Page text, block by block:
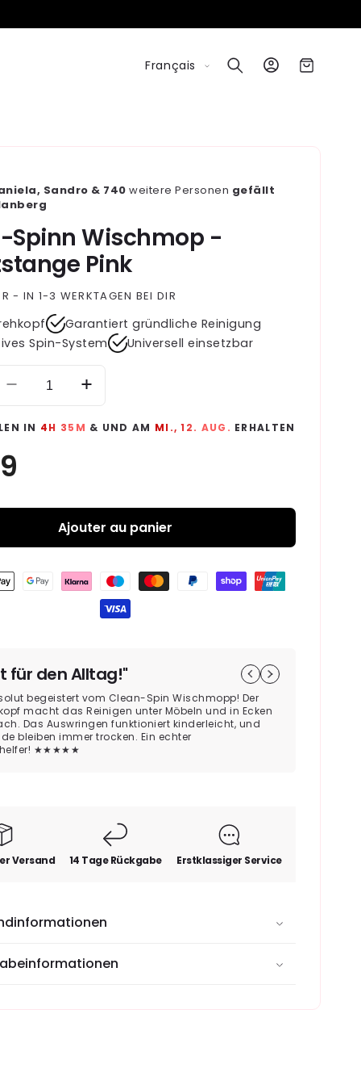
u
Français ConnexionPanier
Sandro & 740 weitere Personen gefällt
Spinn Wischmop -
Pink
- IN 1-3 WERKTAGEN BEI DIR
Garantiert gründliche Reinigung
Spin-System
Universell einsetzbar
Réduire
quantité
Clean-
Spinn
-
Ersatzstange
Pink
Augmenter
quantité
-
Ersatzstange
Pink
IN 4H 35M & UND AM MI., 12. AUG. ERHALTEN
Prix
habituel
€9,99
Ajouter au panier
für den Alltag!"
begeistert vom Clean-Spin Wischmopp! Der
macht das Reinigen unter Möbeln und in Ecken
Das Auswringen funktioniert kinderleicht, und
bleiben immer trocken. Ein echter
★★★★★
Versand 14 Tage Rückgabe Erstklassiger Service